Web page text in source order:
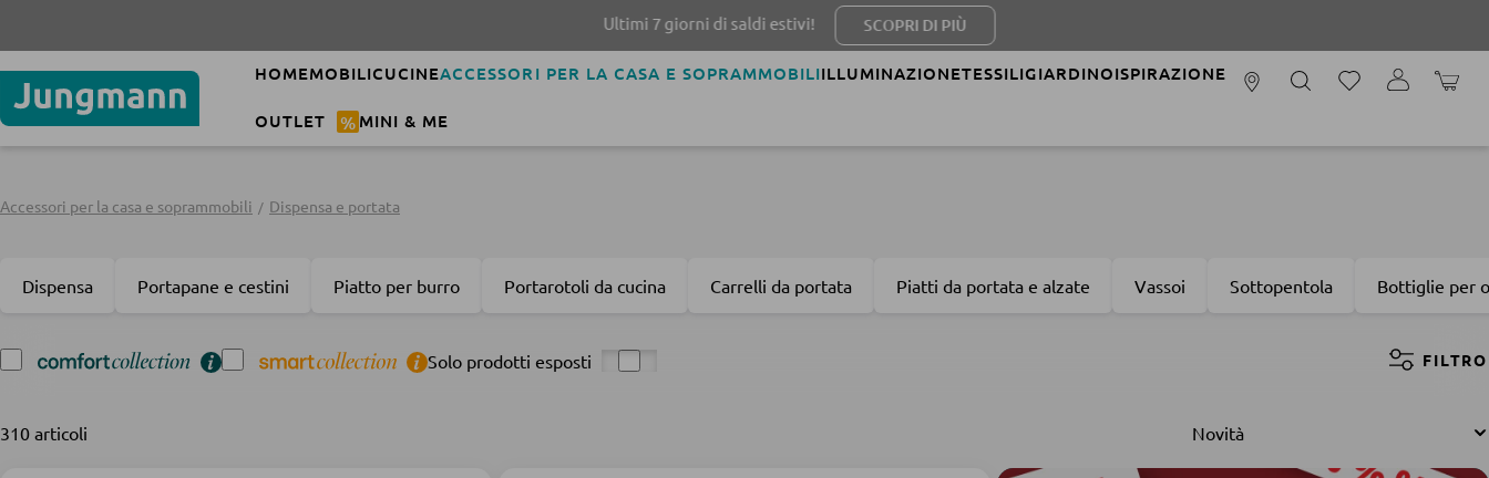
Ultimi 7 giorni di saldi estivi! SCOPRI DI PIÙ
HOMEMOBILICUCINEACCESSORI PER LA CASA E SOPRAMMOBILIILLUMINAZIONETESSILIGIARDINOISPIRAZIONE
OUTLET % MINI & ME
IL
Accessori per la casa e soprammobili Dispensa e portata
Dispensa Portapane e cestini Piatto per burro Portarotoli da cucina Carrelli da portata Piatti da portata e alzate Vassoi Sottopentola Bottiglie per
FILTRO
Solo prodotti esposti
310 articoli